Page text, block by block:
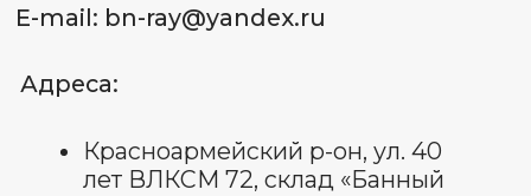
ИНН 344 801 062 338
Политика обработки
персональных данных